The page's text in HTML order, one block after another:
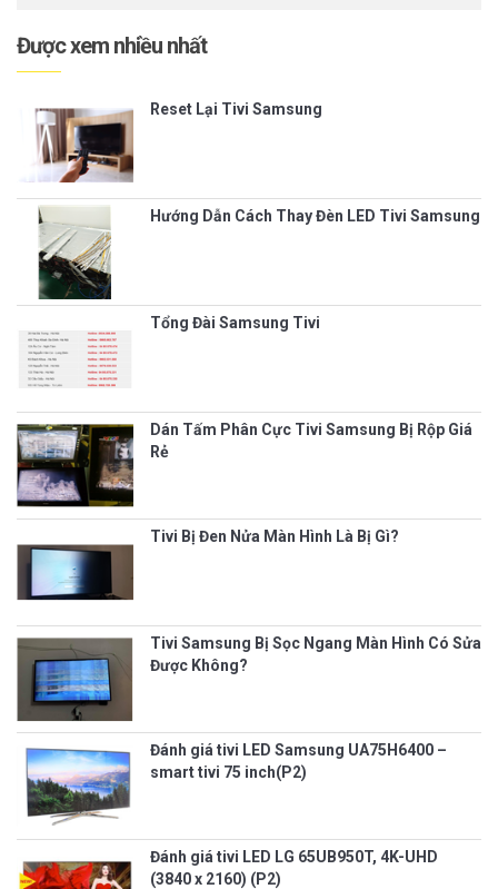
Được xem nhiều nhất
Reset Lại Tivi Samsung
Hướng Dẫn Cách Thay Đèn LED Tivi Samsung
Tổng Đài Samsung Tivi
Dán Tấm Phân Cực Tivi Samsung Bị Rộp Giá
Rẻ
Tivi Bị Đen Nửa Màn Hình Là Bị Gì?
Tivi Samsung Bị Sọc Ngang Màn Hình Có Sửa
Được Không?
Đánh giá tivi LED Samsung UA75H6400 –
smart tivi 75 inch(P2)
Đánh giá tivi LED LG 65UB950T, 4K-UHD
(3840 x 2160) (P2)